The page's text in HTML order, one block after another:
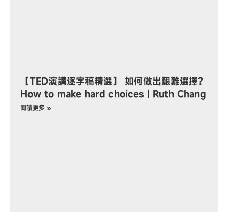
【TED演講逐字稿精選】 如何做出艱難選擇?
How to make hard choices | Ruth Chang
閱讀更多 »